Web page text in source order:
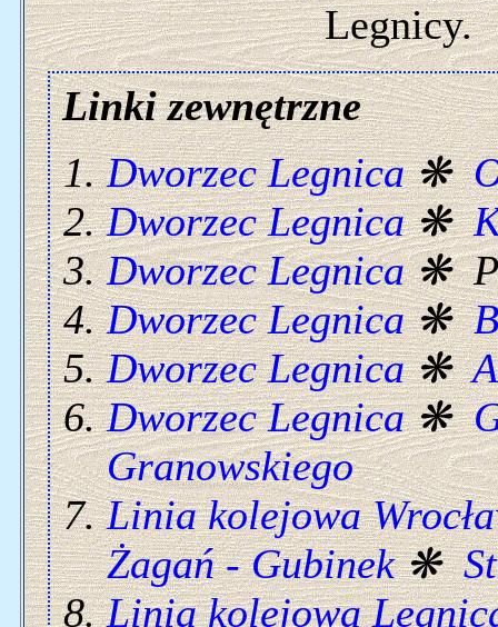
Legnicy.
Linki zewnętrzne
Dworzec Legnica❋
Dworzec Legnica❋
Dworzec Legnica❋
Dworzec Legnica❋
Dworzec Legnica❋
Dworzec Legnica❋
Granowskiego
Linia kolejowa
Żagań - Gubinek❋
Linia kolejowa